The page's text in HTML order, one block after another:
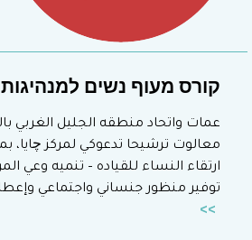
קורס מעוף נשים למנהיגות
عمات واتحاد منطقه الجليل الغربي
معالوت ترشيحا تدعوكي لمركز چايا،
ارتقاء النساء للقياده – تنميه وعي
توفير منظور جنساني واجتماعي